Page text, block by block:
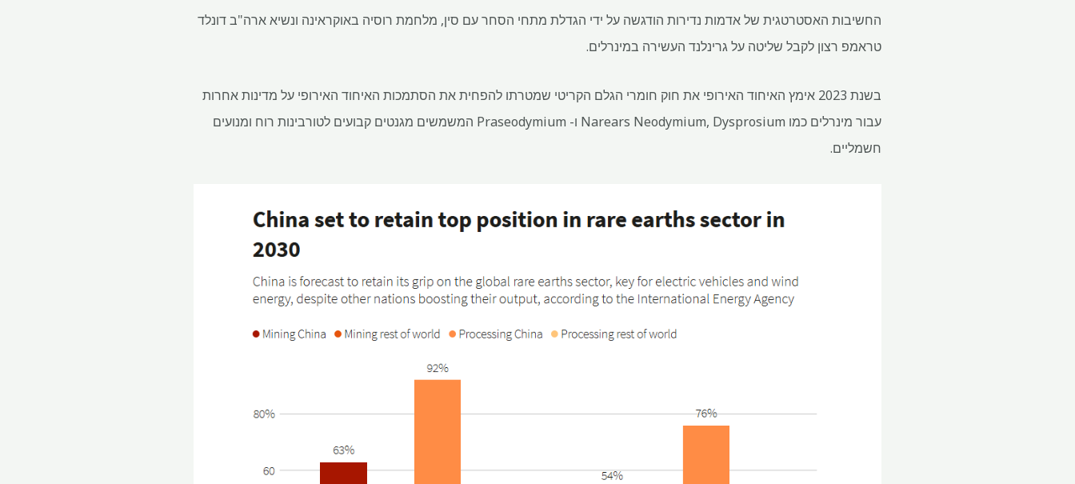
החשיבות האסטרטגית של אדמות נדירות הודגשה על ידי הגדלת מתחי הסחר עם סין, מלחמת רוסיה באוקראינה ונשיא ארה"ב דונלד
טראמפ רצון לקבל שליטה על גרינלנד העשירה במינרלים.
בשנת 2023 אימץ האיחוד האירופי את חוק חומרי הגלם הקריטי שמטרתו להפחית את הסתמכות האיחוד האירופי על מדינות אחרות
עבור מינרלים כמו Narears Neodymium, Dysprosium ו- Praseodymium המשמשים מגנטים קבועים לטורבינות רוח ומנועים
חשמליים.